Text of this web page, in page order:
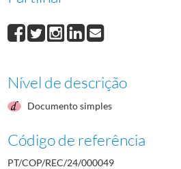
Nível de descrição
Documento simples
Código de referência
PT/COP/REC/24/000049